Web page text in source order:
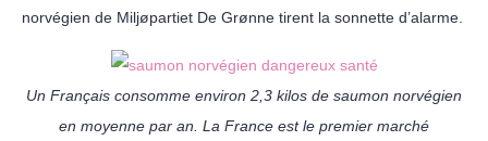
norvégien de Miljøpartiet De Grønne tirent la sonnette d’alarme.
Un Français consomme environ 2,3 kilos de saumon norvégien
en moyenne par an. La France est le premier marché